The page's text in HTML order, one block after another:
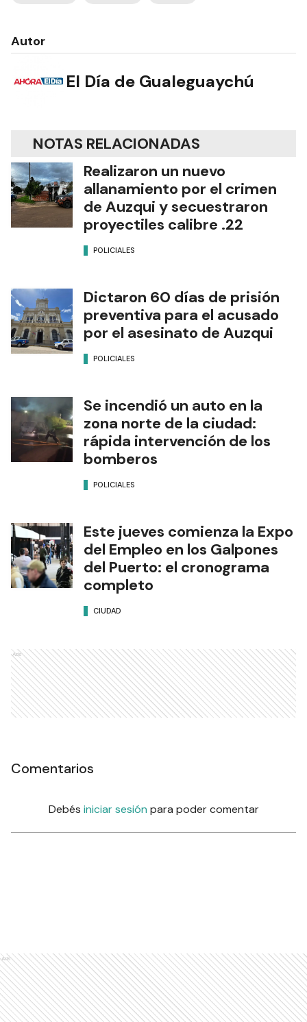
Autor
El Día de Gualeguaychú
NOTAS RELACIONADAS
Realizaron un nuevo
allanamiento por el crimen
de Auzqui y secuestraron
proyectiles calibre .22
POLICIALES
Dictaron 60 días de prisión
preventiva para el acusado
por el asesinato de Auzqui
POLICIALES
Se incendió un auto en la
zona norte de la ciudad:
rápida intervención de los
bomberos
POLICIALES
Este jueves comienza la Expo
del Empleo en los Galpones
del Puerto: el cronograma
completo
CIUDAD
Ads
Comentarios
Debés iniciar sesión para poder comentar
Ads